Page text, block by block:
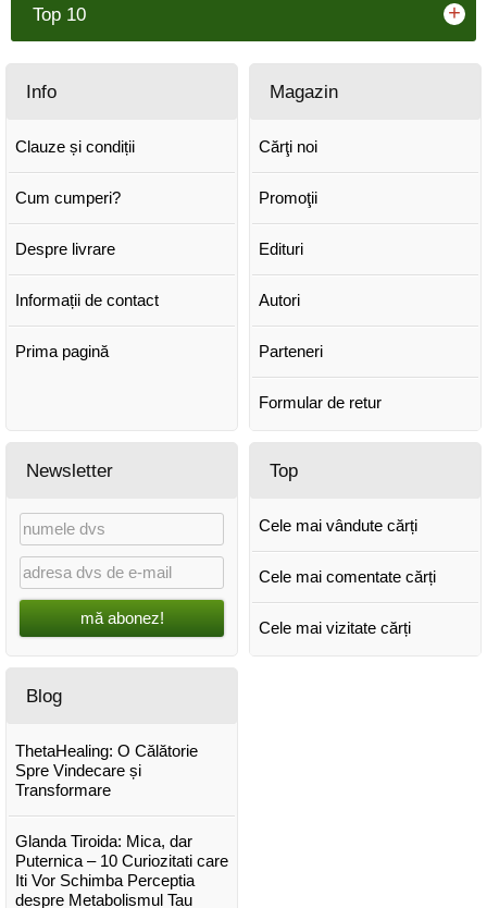
Top 10 +
Info
Clauze și condiții
Cum cumperi?
Despre livrare
Informații de contact
Prima pagină
Magazin
Cărţi noi
Promoţii
Edituri
Autori
Parteneri
Formular de retur
Newsletter
mă abonez!
Top
Cele mai vândute cărți
Cele mai comentate cărți
Cele mai vizitate cărți
Blog
ThetaHealing: O Călătorie
Spre Vindecare și
Transformare
Glanda Tiroida: Mica, dar
Puternica – 10 Curiozitati care
Iti Vor Schimba Perceptia
despre Metabolismul Tau